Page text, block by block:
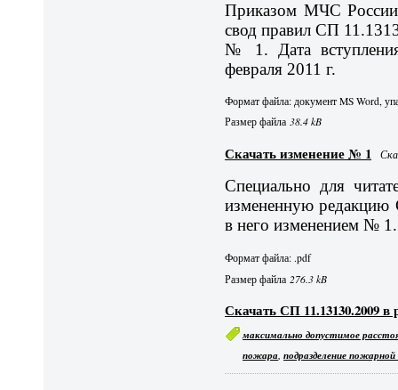
Приказом МЧС
свод правил СП
№ 1. Дата
февраля 2011 г.
Формат файла: документ MS Word,
Размер файла38.4 kB
Скачать изменение № 1
Специально для
измененную
в него изменением № 1.
Формат файла: .pdf
Размер файла 276.3 kB
Скачать СП 11.13130.2009
максимально допустимое
пожара,подразделение